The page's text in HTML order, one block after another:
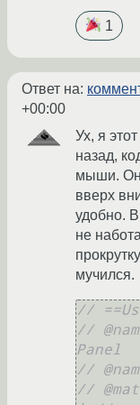
1
Ответ на:
+00:00
Ух, я
назад,
мыши. Он
вверх
удобно.
не
мучился.
//
//
Panel
//
//